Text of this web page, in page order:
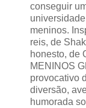
conseguir
meninos.
reis, de
honesto, de
MENINOS
provocativo
diversão,
humorada